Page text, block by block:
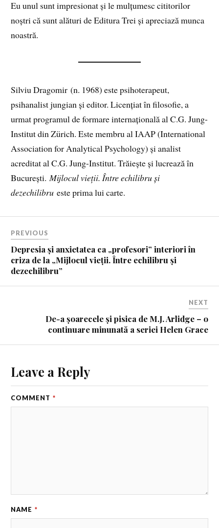
Eu unul sunt impresionat și le mulțumesc cititorilor
noștri că sunt alături de Editura Trei și apreciază munca
noastră.
Silviu Dragomir (n. 1968) este psihoterapeut,
psihanalist jungian și editor. Licențiat în filosofie, a
urmat programul de formare internațională al C.G. Jung-
Institut din Zürich. Este membru al IAAP (International
Association for Analytical Psychology) și analist
acreditat al C.G. Jung-Institut. Trăiește și lucrează în
București.Mijlocul vieții. Între echilibru și
dezechilibrueste prima lui carte.
PREVIOUS
Depresia și anxietatea ca „profesori” interiori în
criza de la „Mijlocul vieții. Între echilibru și
dezechilibru”
NEXT
De-a șoarecele și pisica de M.J. Arlidge – o
continuare minunată a seriei Helen Grace
Leave a Reply
COMMENT *
NAME *